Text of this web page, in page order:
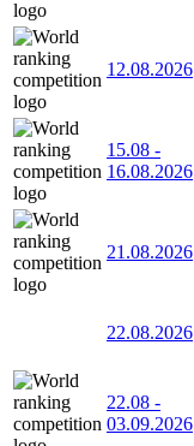
12.08.2026
15.08 -
16.08.2026
21.08.2026
22.08.2026
22.08 -
03.09.2026